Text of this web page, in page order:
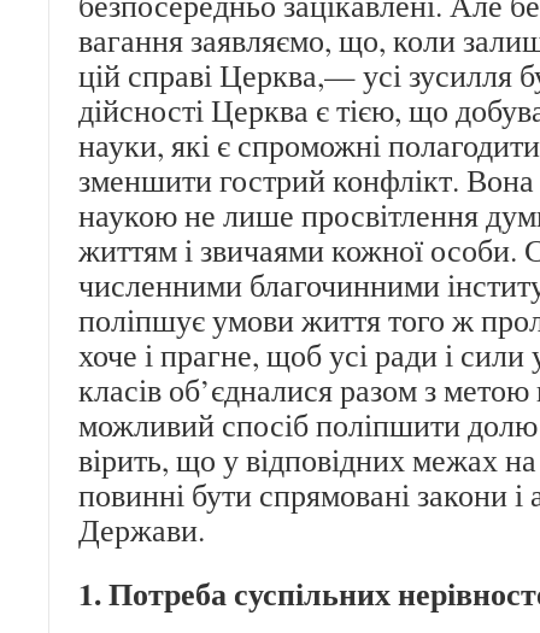
вагання заявляємо, що, коли
цій справі Церква,— усі зусилля
дійсності Церква є тією, що
науки, які є спроможні
зменшити гострий конфлікт.
наукою не лише просвітлення
життям і звичаями кожної особи.
численними благочинними
поліпшує умови життя того ж
хоче і прагне, щоб усі ради і сили
класів об’єдналися разом з
можливий спосіб поліпшити долю
вірить, що у відповідних межах
повинні бути спрямовані закони і
Держави.
1. Потреба суспільних